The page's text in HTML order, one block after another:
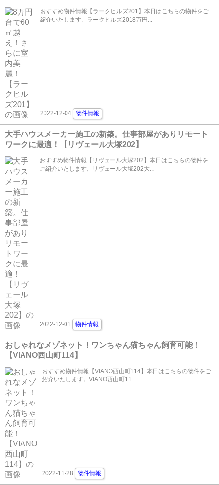
おすすめ物件情報【ラークヒルズ201】本日はこちらの物件をご
紹介いたします。ラークヒルズ2018万円...
2022-12-04 物件情報
大手ハウスメーカー施工の新築。仕事部屋がありリモート
ワークに最適！【リヴェール大塚202】
おすすめ物件情報【リヴェール大塚202】本日はこちらの物件を
ご紹介いたします。リヴェール大塚202大...
2022-12-01 物件情報
おしゃれなメゾネット！ワンちゃん猫ちゃん飼育可能！
【VIANO西山町114】
おすすめ物件情報【VIANO西山町114】本日はこちらの物件をご
紹介いたします。VIANO西山町11...
2022-11-28 物件情報